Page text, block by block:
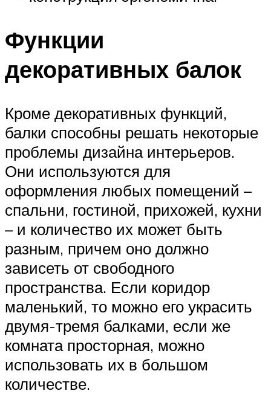
Функции
декоративных балок
Кроме декоративных функций,
балки способны решать некоторые
проблемы дизайна интерьеров.
Они используются для
оформления любых помещений –
спальни, гостиной, прихожей, кухни
– и количество их может быть
разным, причем оно должно
зависеть от свободного
пространства. Если коридор
маленький, то можно его украсить
двумя-тремя балками, если же
комната просторная, можно
использовать их в большом
количестве.